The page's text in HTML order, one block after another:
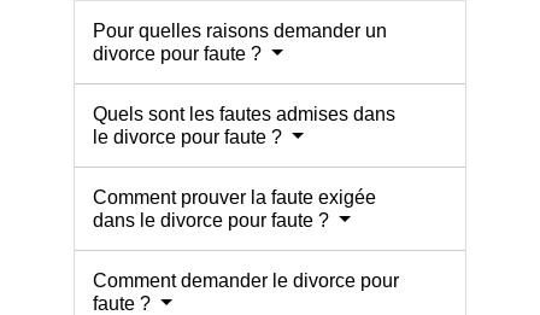
Pour quelles raisons demander un
divorce pour faute ?
Quels sont les fautes admises dans
le divorce pour faute ?
Comment prouver la faute exigée
dans le divorce pour faute ?
Comment demander le divorce pour
faute ?